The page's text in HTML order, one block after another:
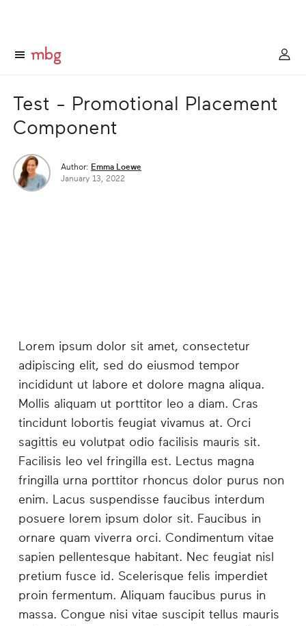
Test - Promotional Placement
Component
Author: Emma Loewe
January 13, 2022
Lorem ipsum dolor sit amet, consectetur
adipiscing elit, sed do eiusmod tempor
incididunt ut labore et dolore magna aliqua.
Mollis aliquam ut porttitor leo a diam. Cras
tincidunt lobortis feugiat vivamus at. Orci
sagittis eu volutpat odio facilisis mauris sit.
Facilisis leo vel fringilla est. Lectus magna
fringilla urna porttitor rhoncus dolor purus non
enim. Lacus suspendisse faucibus interdum
posuere lorem ipsum dolor sit. Faucibus in
ornare quam viverra orci. Condimentum vitae
sapien pellentesque habitant. Nec feugiat nisl
pretium fusce id. Scelerisque felis imperdiet
proin fermentum. Aliquam faucibus purus in
massa. Congue nisi vitae suscipit tellus mauris